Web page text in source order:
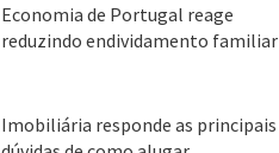
Economia de Portugal reage
reduzindo endividamento familiar
Imobiliária responde as principais